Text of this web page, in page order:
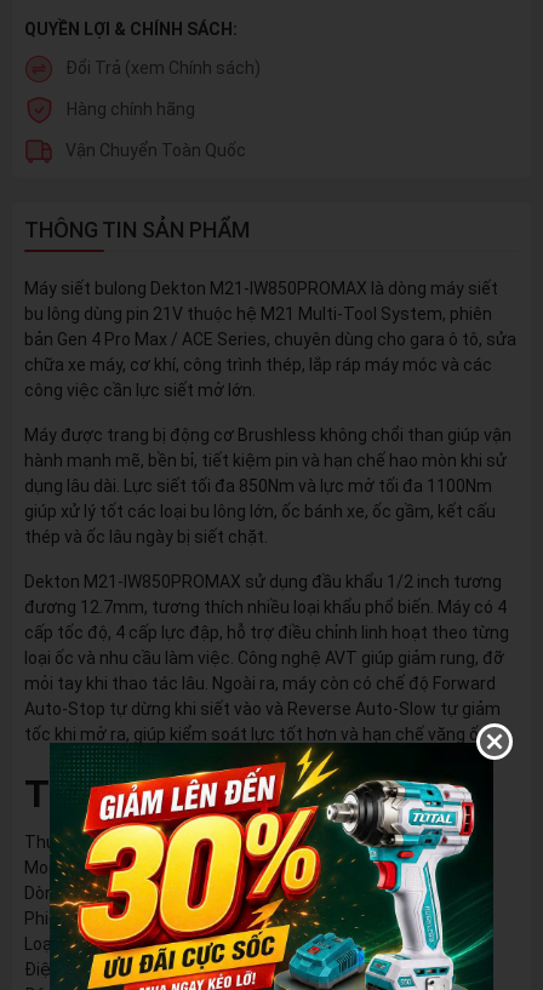
QUYỀN LỢI & CHÍNH SÁCH:
Đổi Trả (xem Chính sách)
Hàng chính hãng
Vận Chuyển Toàn Quốc
THÔNG TIN SẢN PHẨM
Máy siết bulong Dekton M21-IW850PROMAX là dòng máy siết
bu lông dùng pin 21V thuộc hệ M21 Multi-Tool System, phiên
bản Gen 4 Pro Max / ACE Series, chuyên dùng cho gara ô tô, sửa
chữa xe máy, cơ khí, công trình thép, lắp ráp máy móc và các
công việc cần lực siết mở lớn.
Máy được trang bị động cơ Brushless không chổi than giúp vận
hành mạnh mẽ, bền bỉ, tiết kiệm pin và hạn chế hao mòn khi sử
dụng lâu dài. Lực siết tối đa 850Nm và lực mở tối đa 1100Nm
giúp xử lý tốt các loại bu lông lớn, ốc bánh xe, ốc gầm, kết cấu
thép và ốc lâu ngày bị siết chặt.
Dekton M21-IW850PROMAX sử dụng đầu khẩu 1/2 inch tương
đương 12.7mm, tương thích nhiều loại khẩu phổ biến. Máy có 4
cấp tốc độ, 4 cấp lực đập, hỗ trợ điều chỉnh linh hoạt theo từng
loại ốc và nhu cầu làm việc. Công nghệ AVT giúp giảm rung, đỡ
mỏi tay khi thao tác lâu. Ngoài ra, máy còn có chế độ Forward
Auto-Stop tự dừng khi siết vào và Reverse Auto-Slow tự giảm
tốc khi mở ra, giúp kiểm soát lực tốt hơn và hạn chế văng ốc.
Thông số kỹ thuật:
Thương hiệu: Dekton
Model: M21-IW850PROMAX
Dòng pin: M21 Multi-Tool System
Phiên bản: Gen 4 Pro Max / ACE Series
Loại máy: Thân máy siết bulong dùng pin
Điện áp: 21V